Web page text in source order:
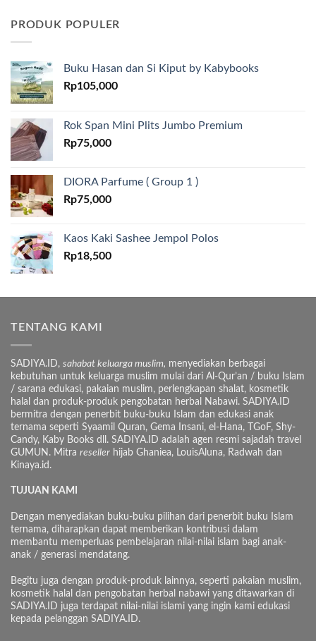
PRODUK POPULER
Buku Hasan dan Si Kiput by Kabybooks
Rp105,000
Rok Span Mini Plits Jumbo Premium
Rp75,000
DIORA Parfume ( Group 1 )
Rp75,000
Kaos Kaki Sashee Jempol Polos
Rp18,500
TENTANG KAMI
SADIYA.ID, sahabat keluarga muslim, menyediakan berbagai
kebutuhan untuk keluarga muslim mulai dari Al-Qur’an / buku Islam
/ sarana edukasi, pakaian muslim, perlengkapan shalat, kosmetik
halal dan produk-produk pengobatan herbal Nabawi. SADIYA.ID
bermitra dengan penerbit buku-buku Islam dan edukasi anak
ternama seperti Syaamil Quran, Gema Insani, el-Hana, TGoF, Shy-
Candy, Kaby Books dll. SADIYA.ID adalah agen resmi sajadah travel
GUMUN. Mitra reseller hijab Ghaniea, LouisAluna, Radwah dan
Kinaya.id.
TUJUAN KAMI
Dengan menyediakan buku-buku pilihan dari penerbit buku Islam
ternama, diharapkan dapat memberikan kontribusi dalam
membantu memperluas pembelajaran nilai-nilai islam bagi anak-
anak / generasi mendatang.
Begitu juga dengan produk-produk lainnya, seperti pakaian muslim,
kosmetik halal dan pengobatan herbal nabawi yang ditawarkan di
SADIYA.ID juga terdapat nilai-nilai islami yang ingin kami edukasi
kepada pelanggan SADIYA.ID.